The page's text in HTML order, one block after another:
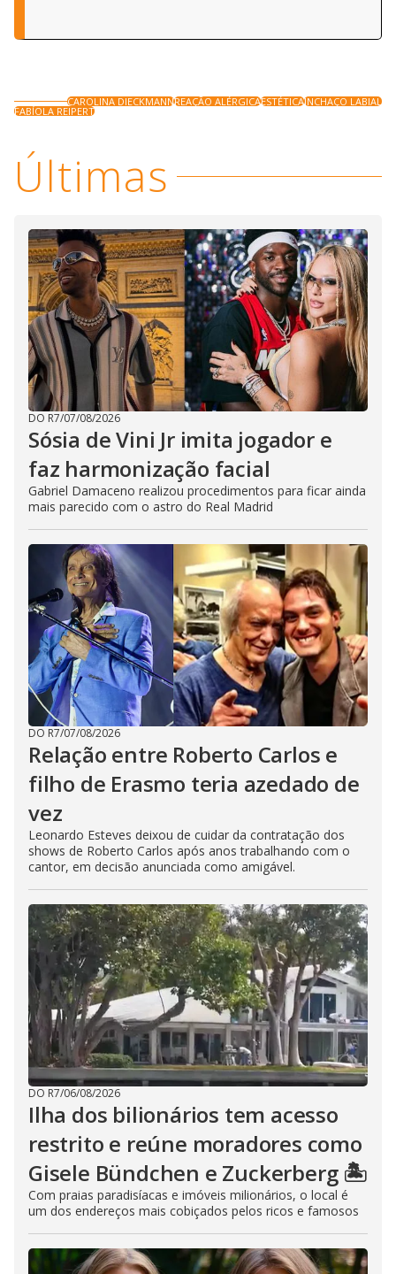
CAROLINA DIECKMANNREAÇÃO ALÉRGICAESTÉTICAINCHAÇO LABIAL
FABÍOLA REIPERT
Últimas
DO R7/07/08/2026
Sósia de Vini Jr imita jogador e
faz harmonização facial
Gabriel Damaceno realizou procedimentos para ficar ainda
mais parecido com o astro do Real Madrid
DO R7/07/08/2026
Relação entre Roberto Carlos e
filho de Erasmo teria azedado de
vez
Leonardo Esteves deixou de cuidar da contratação dos
shows de Roberto Carlos após anos trabalhando com o
cantor, em decisão anunciada como amigável.
DO R7/06/08/2026
Ilha dos bilionários tem acesso
restrito e reúne moradores como
Gisele Bündchen e Zuckerberg 🏝️
Com praias paradisíacas e imóveis milionários, o local é
um dos endereços mais cobiçados pelos ricos e famosos